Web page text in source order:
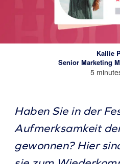
Kallie
Senior Marketing
5
Haben Sie in der
Aufmerksamkeit
gewonnen? Hier